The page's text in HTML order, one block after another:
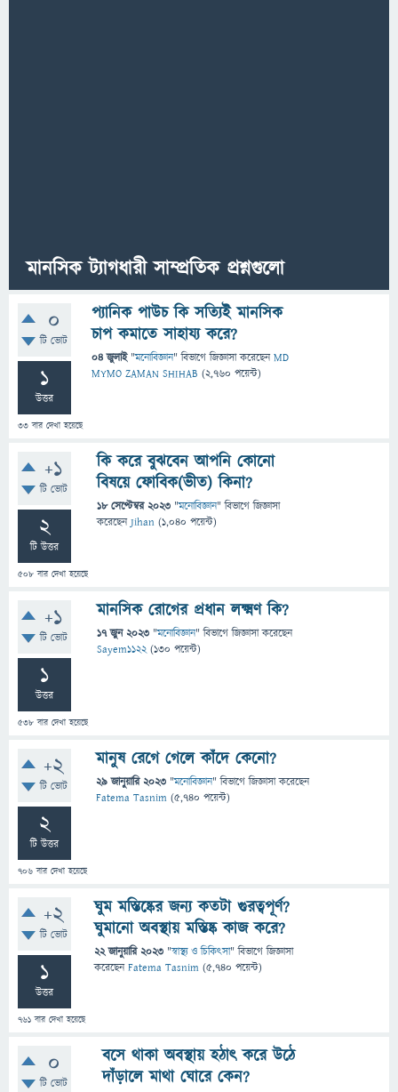
মানসিক ট্যাগধারী সাম্প্রতিক প্রশ্নগুলো
0
টি ভোট
1
উত্তর
33 বার দেখা হয়েছে
প্যানিক পাউচ কি সত্যিই মানসিক
চাপ কমাতে সাহায্য করে?
04 জুলাই "মনোবিজ্ঞান" বিভাগে জিজ্ঞাসাকরেছেনMD
MYMO ZAMAN SHIHAB (2,760 পয়েন্ট)
+1
টি ভোট
2
টি উত্তর
508 বার দেখা হয়েছে
কি করে বুঝবেন আপনি কোনো
বিষয়ে ফোবিক(ভীত) কিনা?
18 সেপ্টেম্বর 2023 "মনোবিজ্ঞান" বিভাগে জিজ্ঞাসা
করেছেনJihan (1,040 পয়েন্ট)
+1
টি ভোট
1
উত্তর
538 বার দেখা হয়েছে
মানসিক রোগের প্রধান লক্ষ্মণ কি?
17 জুন 2023 "মনোবিজ্ঞান" বিভাগে জিজ্ঞাসাকরেছেন
Sayem1122 (130 পয়েন্ট)
+2
টি ভোট
2
টি উত্তর
706 বার দেখা হয়েছে
মানুষ রেগে গেলে কাঁদে কেনো?
29 জানুয়ারি 2023 "মনোবিজ্ঞান" বিভাগে জিজ্ঞাসাকরেছেন
Fatema Tasnim (5,740 পয়েন্ট)
+2
টি ভোট
1
উত্তর
761 বার দেখা হয়েছে
ঘুম মস্তিষ্কের জন্য কতটা গুরত্বপূর্ণ?
ঘুমানো অবস্থায় মস্তিষ্ক কাজ করে?
22 জানুয়ারি 2023 "স্বাস্থ্য ও চিকিৎসা" বিভাগে জিজ্ঞাসা
করেছেনFatema Tasnim (5,740 পয়েন্ট)
0
টি ভোট
বসে থাকা অবস্থায় হঠাৎ করে উঠে
দাঁড়ালে মাথা ঘোরে কেন?